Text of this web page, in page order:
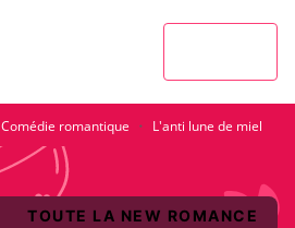
Comédie romantique · L'anti lune de miel
TOUTE LA NEW ROMANCE